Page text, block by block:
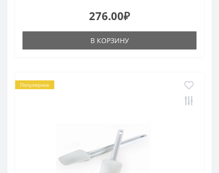
276.00₽
В КОРЗИНУ
Популярное